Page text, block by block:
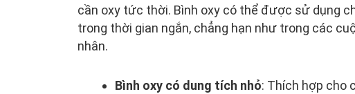
cần oxy tức thời. Bình oxy có thể được sử dụng
trong thời gian ngắn, chẳng hạn như trong các
nhân.
Bình oxy có dung tích nhỏ: Thích hợp cho